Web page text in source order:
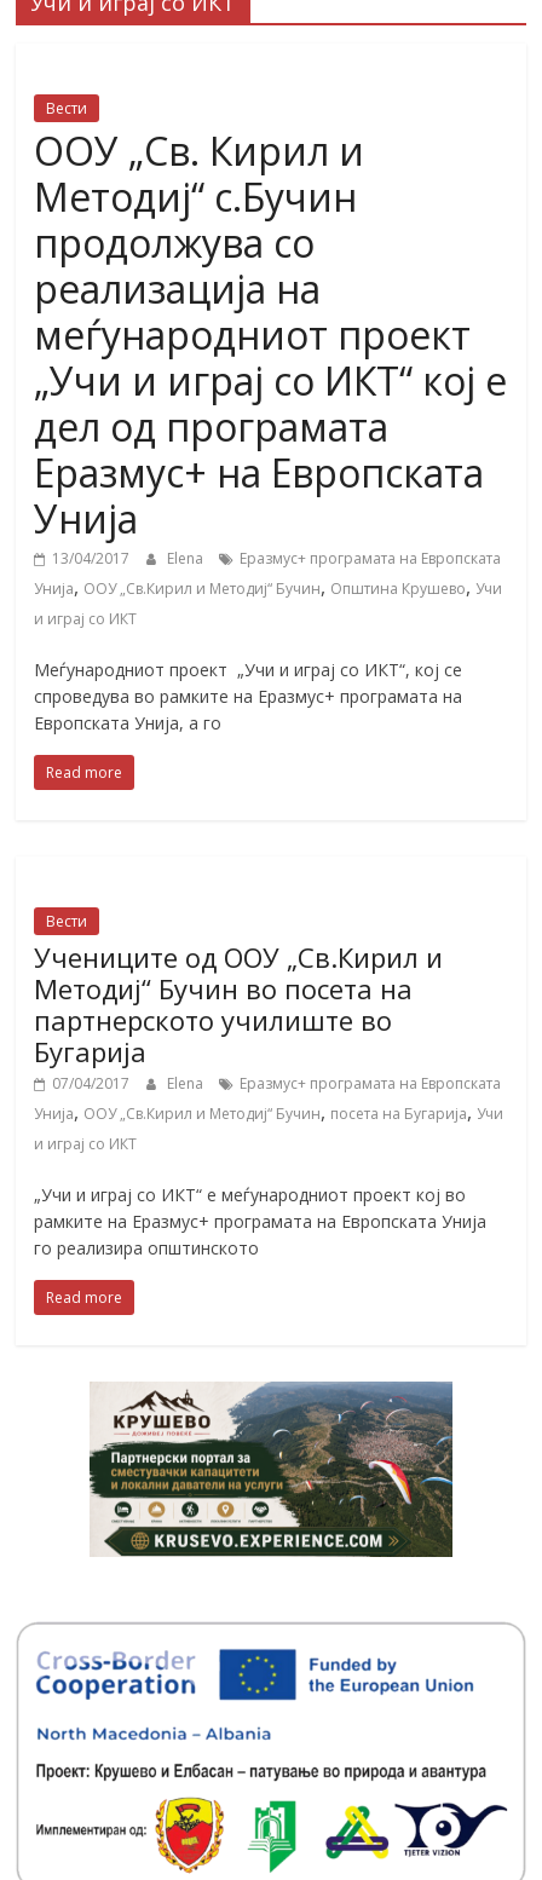
Вести
ООУ „Св. Кирил и
Метoдиј“ с.Бучин
продолжува со
реализација на
меѓународниот проект
„Учи и играј со ИКТ“ кој е
дел од програмата
Еразмус+ на Европската
Унија
13/04/2017 Elena
Еразмус+ програмата на Европската
Унија, ООУ „Св.Кирил и Методиј“ Бучин, Општина Крушево, Учи
и играј со ИКТ
Меѓународниот проект „Учи и играј со ИКТ“, кој се
спроведува во рамките на Еразмус+ програмата на
Европската Унија, а го
Read more
Вести
Учениците од ООУ „Св.Кирил и
Методиј“ Бучин во посета на
партнерското училиште во
Бугарија
07/04/2017 Elena
Еразмус+ програмата на Европската
Унија, ООУ „Св.Кирил и Методиј“ Бучин, посета на Бугарија, Учи
и играј со ИКТ
„Учи и играј со ИКТ“ е меѓународниот проект кој во
рамките на Еразмус+ програмата на Европската Унија
го реализира општинското
Read more